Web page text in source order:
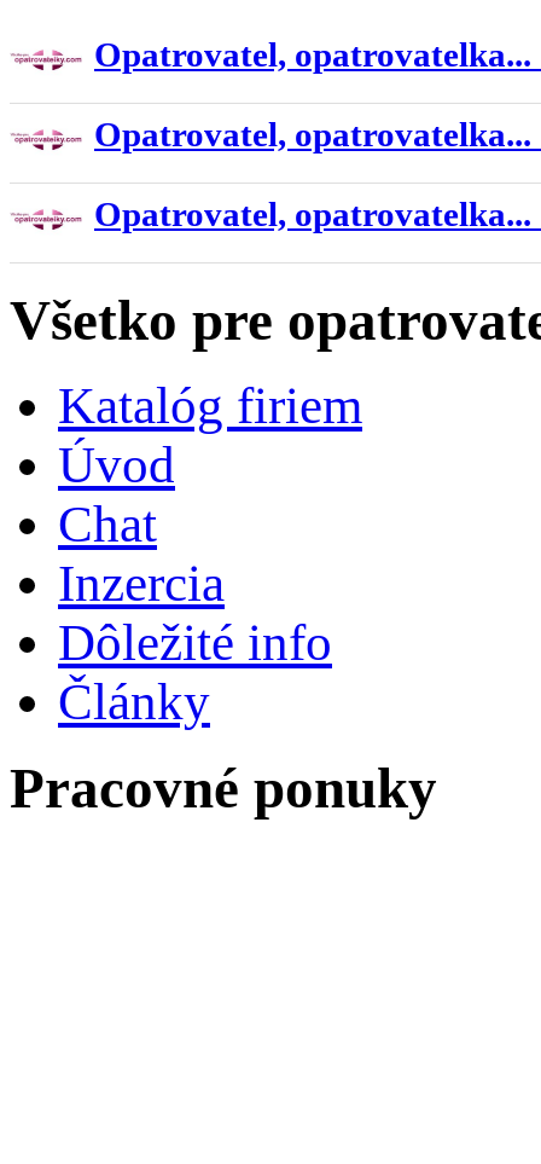
Opatrovatel, opatrovatelka...
Opatrovatel, opatrovatelka...
Opatrovatel, opatrovatelka...
Všetko pre
Katalóg firiem
Úvod
Chat
Inzercia
Dôležité info
Články
Pracovné ponuky